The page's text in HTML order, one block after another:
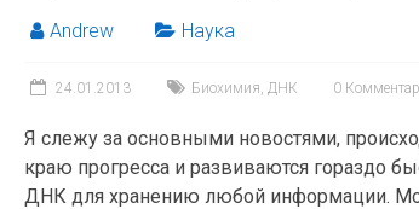
Andrew Наука
24.01.2013 Биохимия, ДНК 0
Я слежу за основными новостями,
краю прогресса и развиваются гораздо
ДНК для хранению любой информации.